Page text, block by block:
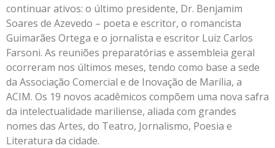
continuar ativos: o último presidente, Dr. Benjamim
Soares de Azevedo – poeta e escritor, o romancista
Guimarães Ortega e o jornalista e escritor Luiz Carlos
Farsoni. As reuniões preparatórias e assembleia geral
ocorreram nos últimos meses, tendo como base a sede
da Associação Comercial e de Inovação de Marília, a
ACIM. Os 19 novos acadêmicos compõem uma nova safra
da intelectualidade mariliense, aliada com grandes
nomes das Artes, do Teatro, Jornalismo, Poesia e
Literatura da cidade.